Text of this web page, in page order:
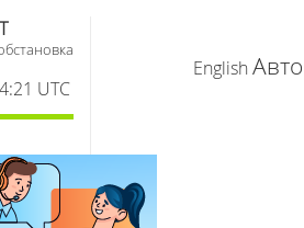
UTC
English